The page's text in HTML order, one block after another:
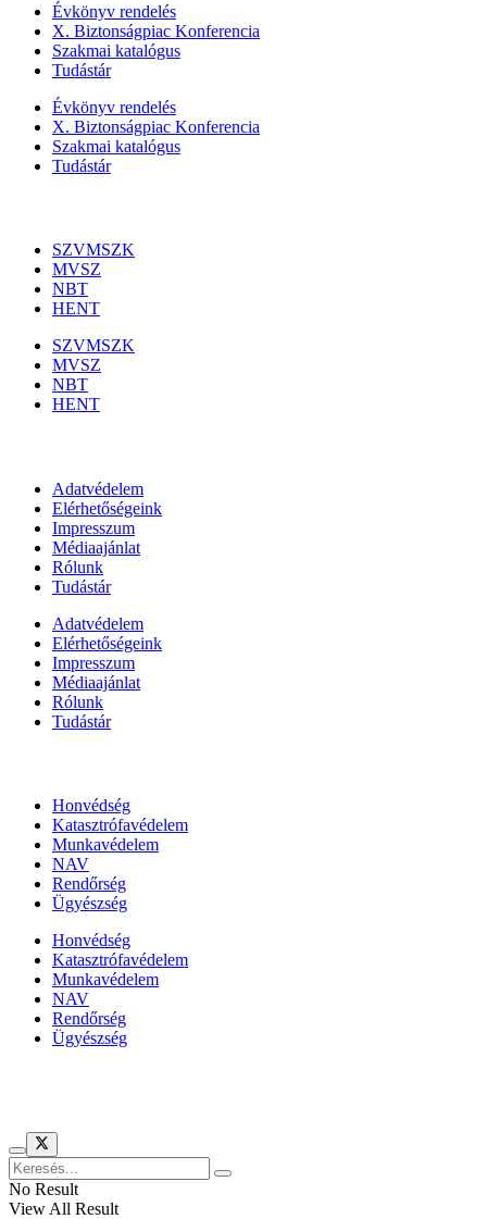
Évkönyv rendelés
X. Biztonságpiac Konferencia
Szakmai katalógus
Tudástár
Évkönyv rendelés
X. Biztonságpiac Konferencia
Szakmai katalógus
Tudástár
SZVMSZK
MVSZ
NBT
HENT
SZVMSZK
MVSZ
NBT
HENT
Adatvédelem
Elérhetőségeink
Impresszum
Médiaajánlat
Rólunk
Tudástár
Adatvédelem
Elérhetőségeink
Impresszum
Médiaajánlat
Rólunk
Tudástár
Honvédség
Katasztrófavédelem
Munkavédelem
NAV
Rendőrség
Ügyészség
Honvédség
Katasztrófavédelem
Munkavédelem
NAV
Rendőrség
Ügyészség
No Result
View All Result